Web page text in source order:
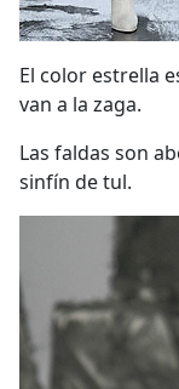
El color estrella
van a la zaga.
Las faldas son
sinfín de tul.